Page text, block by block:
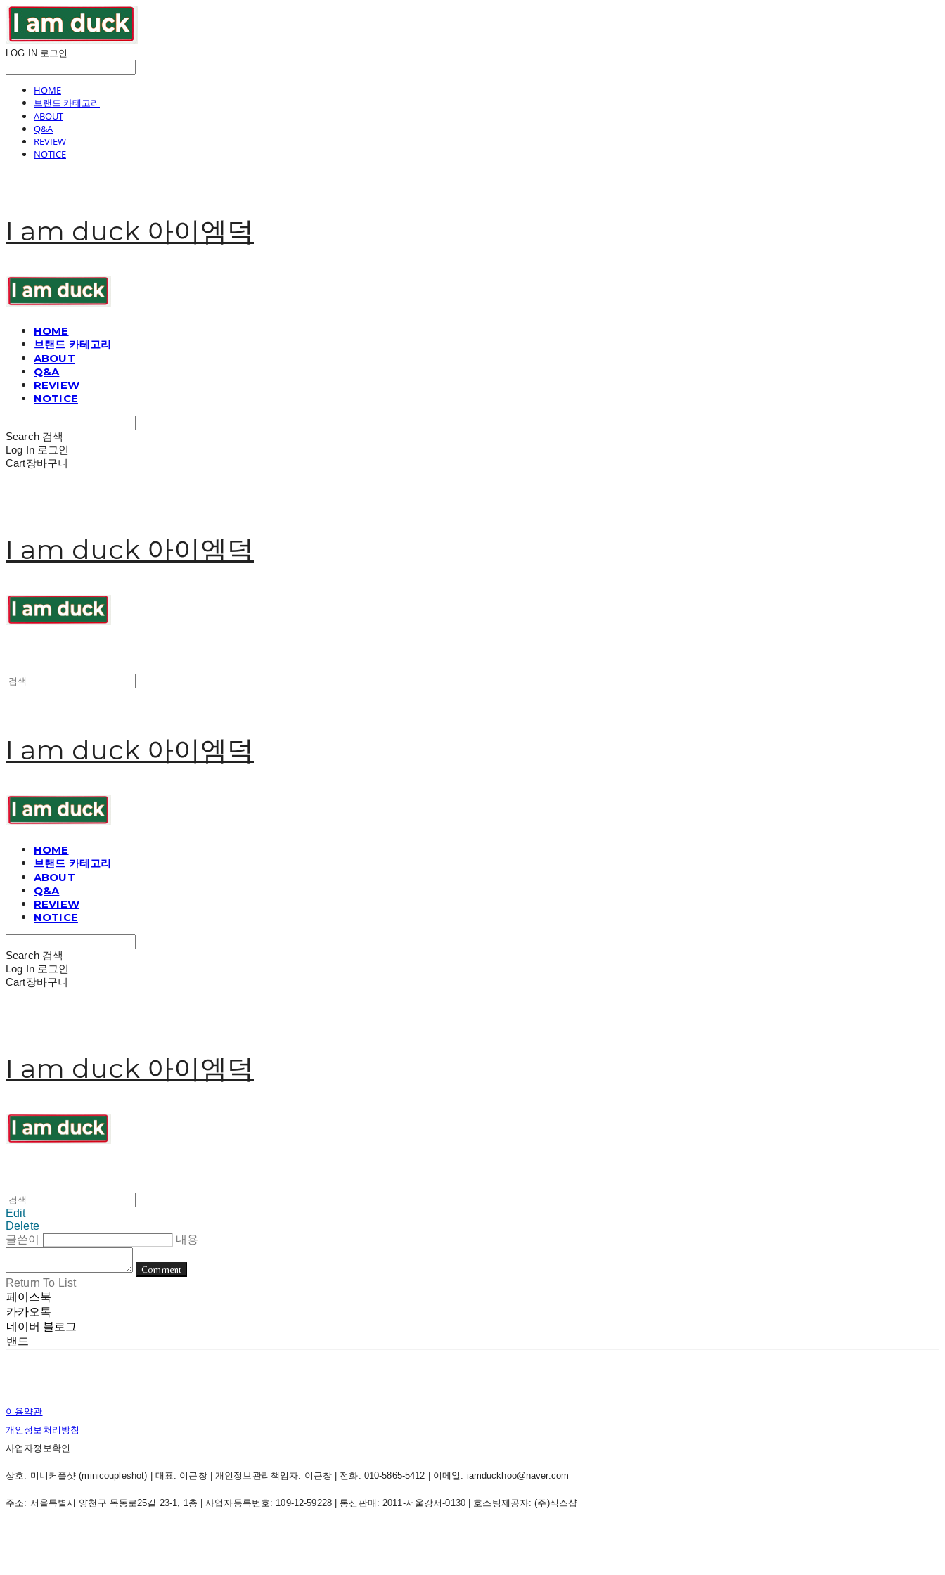
LOG IN 로그인
HOME
브랜드 카테고리
ABOUT
Q&A
REVIEW
NOTICE
I am duck 아이엠덕
HOME
브랜드 카테고리
ABOUT
Q&A
REVIEW
NOTICE
Search 검색
Log In 로그인
Cart장바구니
I am duck 아이엠덕
I am duck 아이엠덕
HOME
브랜드 카테고리
ABOUT
Q&A
REVIEW
NOTICE
Search 검색
Log In 로그인
Cart장바구니
I am duck 아이엠덕
Edit
Delete
글쓴이
내용
Comment
Return To List
페이스북
카카오톡
네이버 블로그
밴드
이용약관
개인정보처리방침
사업자정보확인
상호: 미니커플샷 (minicoupleshot) | 대표: 이근창 | 개인정보관리책임자: 이근창 | 전화: 010-5865-5412 | 이메일: iamduckhoo@naver.com
주소: 서울특별시 양천구 목동로25길 23-1, 1층 | 사업자등록번호: 109-12-59228| 통신판매:2011-서울강서-0130| 호스팅제공자: (주)식스샵